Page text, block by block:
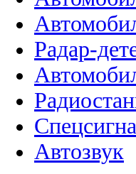
Радар-
Автозвук